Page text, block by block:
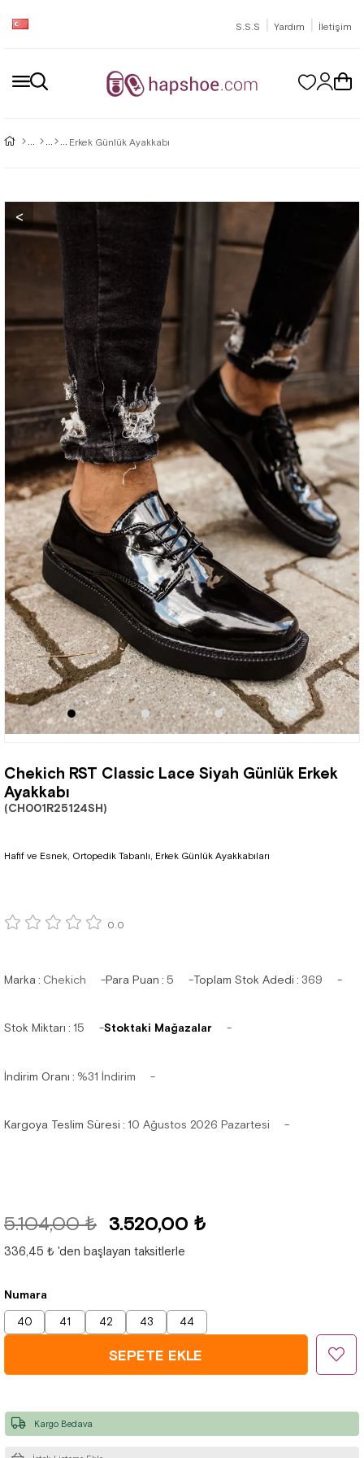
S.S.S | Yardım | İletişim
Erkek Günlük Ayakkabı
Chekich RST Classic Lace Siyah Günlük Erkek
Ayakkabı
(CH001R25124SH)
Hafif ve Esnek, Ortopedik Tabanlı, Erkek Günlük Ayakkabıları
0.0
Marka : Chekich Para Puan : 5 Toplam Stok Adedi : 369
Stok Miktarı : 15 Stoktaki Mağazalar
İndirim Oranı : %31 İndirim
Kargoya Teslim Süresi : 10 Ağustos 2026 Pazartesi
5.104,00 ₺ 3.520,00 ₺
336,45 ₺ 'den başlayan taksitlerle
Numara
40 41 42 43 44
Kargo Bedava